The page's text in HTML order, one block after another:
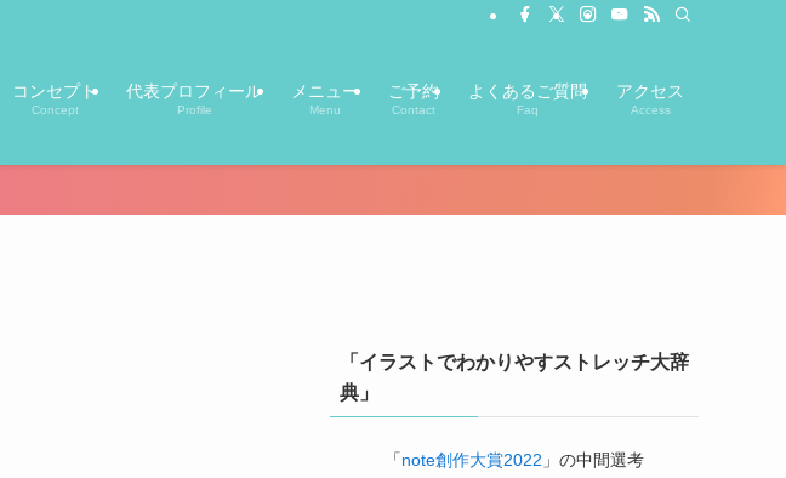
コンセプト
Concept
代表プロフィール
Profile
メニュー
Menu
ご予約
Contact
よくあるご質問
Faq
アクセス
Access
「イラストでわかりやすストレッチ大辞
典」
「note創作大賞2022 」の中間選考